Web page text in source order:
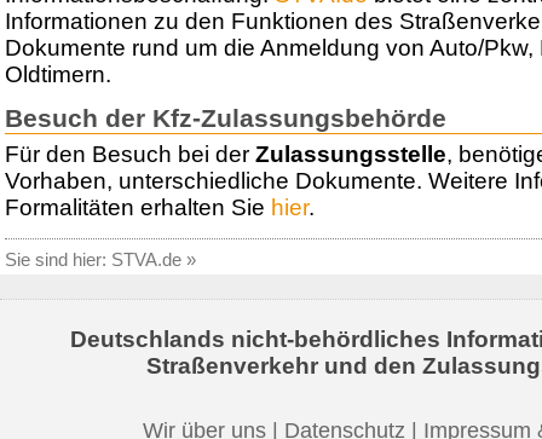
Informationen zu den Funktionen des
Dokumente rund um die Anmeldung von Auto/
Oldtimern.
Besuch der Kfz-Zulassungsbehörde
Für den Besuch bei der Zulassungsstelle,
Vorhaben, unterschiedliche Dokumente. Weitere
Formalitäten erhalten Sie hier.
Sie sind hier: STVA.de »
Deutschlands nicht-behördliches
Straßenverkehr und den
Wir über uns | Datenschutz | Impressum